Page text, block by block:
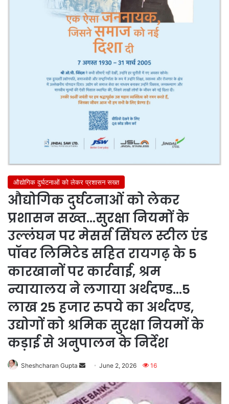
औद्योगिक दुर्घटनाओं को लेकर प्रशासन सख्त
औद्योगिक दुर्घटनाओं को लेकर
प्रशासन सख्त…सुरक्षा नियमों के
उल्लंघन पर मेसर्स सिंघल स्टील एंड
पॉवर लिमिटेड सहित रायगढ़ के 5
कारखानों पर कार्रवाई, श्रम
न्यायालय ने लगाया अर्थदण्ड…5
लाख 25 हजार रुपये का अर्थदण्ड,
उद्योगों को श्रमिक सुरक्षा नियमों के
कड़ाई से अनुपालन के निर्देश
Sheshcharan Gupta
Send
email
June 2, 2026 16